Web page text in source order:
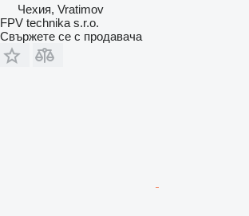
Чехия, Vratimov
FPV technika s.r.o.
Свържете се с продавача